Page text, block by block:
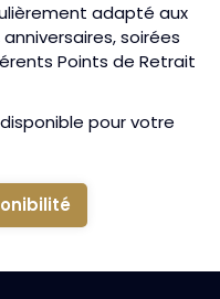
adapté aux
soirées
Points de Retrait
pour votre